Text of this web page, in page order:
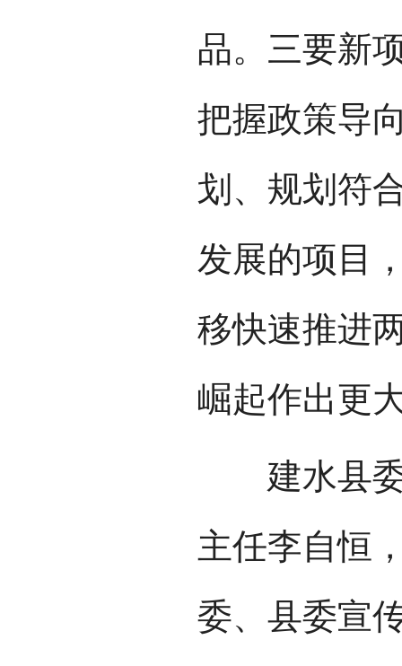
品。三要新
把握政策导
划、规划符
发展的项目
移快速推进
崛起作出更
建水县委
主任李自恒
委、县委宣